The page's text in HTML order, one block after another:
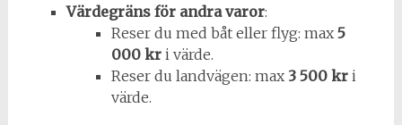
Värdegräns för andra varor:
Reser du med båt eller flyg: max 5
000 kri värde.
Reser du landvägen: max 3 500 kri
värde.